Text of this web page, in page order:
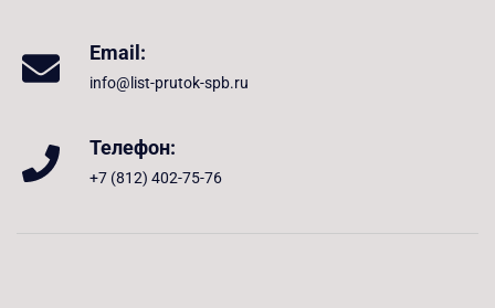
Email:
info@list-prutok-spb.ru
Телефон:
+7 (812) 402-75-76